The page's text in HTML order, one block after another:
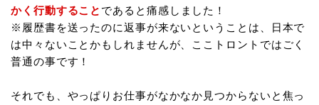
かく行動すること であると痛感しました！
※履歴書を送ったのに返事が来ないということは、日本で
は中々ないことかもしれませんが、ここトロントではごく
普通の事です！
それでも、やっぱりお仕事がなかなか見つからないと焦っ